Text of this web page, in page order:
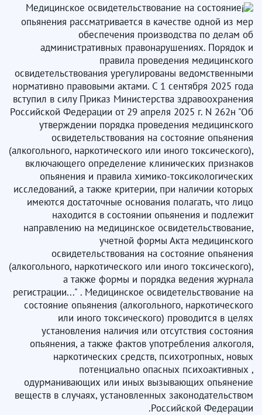
Медицинское освидетельствование на состояние
опьянения рассматривается в качестве одной из мер
обеспечения производства по делам об
административных правонарушениях. Порядок и
правила проведения медицинского
освидетельствования урегулированы ведомственными
нормативно правовыми актами. С 1 сентября 2025 года
вступил в силу Приказ Министерства здравоохранения
Российской Федерации от 29 апреля 2025 г. N 262н "Об
утверждении порядка проведения медицинского
освидетельствования на состояние опьянения
(алкогольного, наркотического или иного токсического),
включающего определение клинических признаков
опьянения и правила химико-токсикологических
исследований, а также критерии, при наличии которых
имеются достаточные основания полагать, что лицо
находится в состоянии опьянения и подлежит
направлению на медицинское освидетельствование,
учетной формы Акта медицинского
освидетельствования на состояние опьянения
(алкогольного, наркотического или иного токсического),
а также формы и порядка ведения журнала
регистрации..." . Медицинское освидетельствование на
состояние опьянения (алкогольного, наркотического
или иного токсического) проводится в целях
установления наличия или отсутствия состояния
опьянения, а также фактов употребления алкоголя,
наркотических средств, психотропных, новых
потенциально опасных психоактивных ,
одурманивающих или иных вызывающих опьянение
веществ в случаях, установленных законодательством
Российской Федерации.